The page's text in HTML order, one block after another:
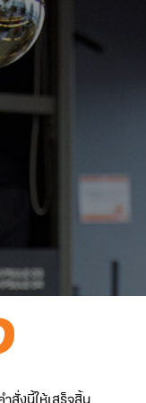
สั่งนี้ให้เสร็จสิ้น